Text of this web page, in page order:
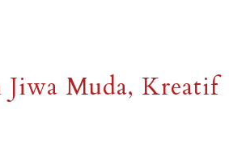
Jiwa Muda, Kreatif